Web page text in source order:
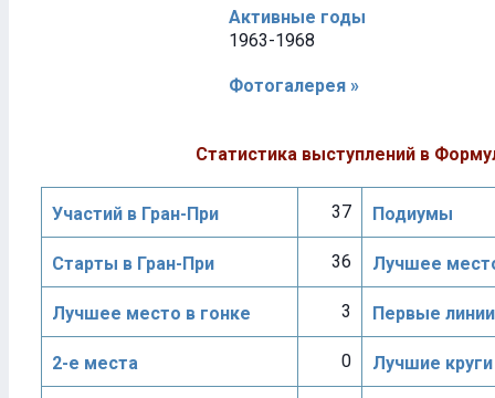
Активные годы
1963-1968
Фотогалерея »
Статистика выступлений в
Участий в Гран-При 37 Подиумы
Старты в Гран-При 36 Лучшее
Лучшее место в гонке 3 Первые линии
2-е места 0 Лучшие круги